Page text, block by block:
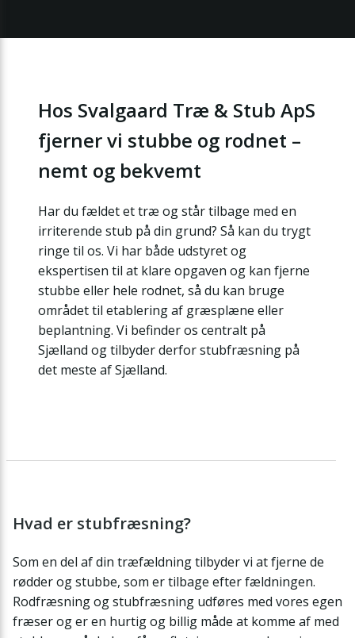
Hos Svalgaard Træ & Stub ApS
fjerner vi stubbe og rodnet –
nemt og bekvemt
Har du fældet et træ og står tilbage med en
irriterende stub på din grund? Så kan du trygt
ringe til os. Vi har både udstyret og
ekspertisen til at klare opgaven og kan fjerne
stubbe eller hele rodnet, så du kan bruge
området til etablering af græsplæne eller
beplantning. Vi befinder os centralt på
Sjælland og tilbyder derfor stubfræsning på
det meste af Sjælland.
Hvad er stubfræsning?
Som en del af din træfældning tilbyder vi at fjerne de
rødder og stubbe, som er tilbage efter fældningen.
Rodfræsning og stubfræsning udføres med vores egen
fræser og er en hurtig og billig måde at komme af med